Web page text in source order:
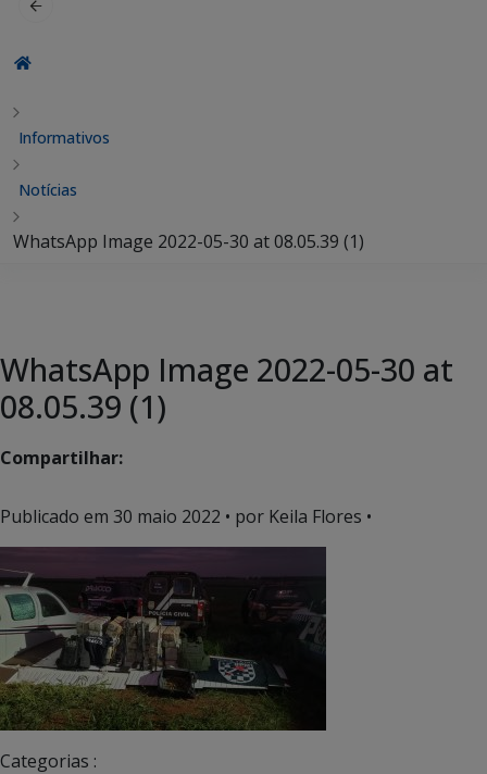
Informativos
Notícias
WhatsApp Image 2022-05-30 at 08.05.39 (1)
WhatsApp Image 2022-05-30 at
08.05.39 (1)
Compartilhar:
Publicado em 30 maio 2022 • por Keila Flores •
Categorias :